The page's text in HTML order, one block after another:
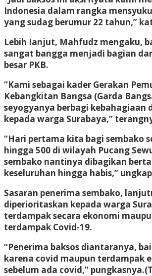
Indonesia dalam rangka
yang sudag berumur 22 tahun,”
Lebih Ianjut, Mahfudz mengaku,
sangat bangga menjadi bagian
besar PKB.
“Kami sebagai kader Gerakan
Kebangkitan Bangsa (Garda
seyogyanya berbagi kebahagiaan
kepada warga Surabaya,”
“Hari pertama kita bagi sembako
hingga 500 di wilayah Pucang
sembako nantinya dibagikan
keseluruhan hingga habis,”
Sasaran penerima sembako,
diperioritaskan kepada warga
terdampak secara ekonomi
terdampak Covid-19.
“Penerima baksos diantaranya,
karena covid maupun terdampak
sebelum ada covid,”